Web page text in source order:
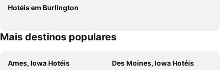
Hotéis em Burlington
Mais destinos populares
Ames, Iowa Hotéis
Des Moines, Iowa Hotéis